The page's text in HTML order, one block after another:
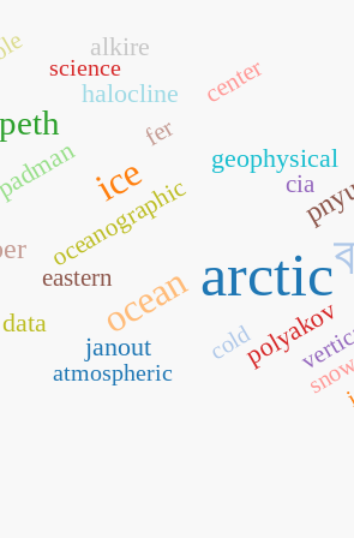
arctic
ice
ocean
alkire
data
geophysical
halocline
janout polyakov
center
cia
eastern
fer
oceanographic
atmospheric
cold
science
snow